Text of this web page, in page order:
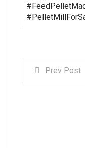
Prev Post